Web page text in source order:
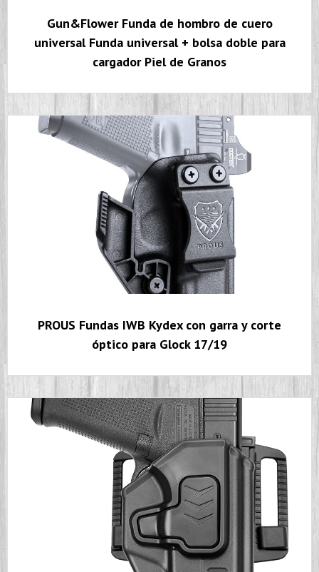
Gun&Flower Funda de hombro de cuero
universal Funda universal + bolsa doble para
cargador Piel de Granos
PROUS Fundas IWB Kydex con garra y corte
óptico para Glock 17/19